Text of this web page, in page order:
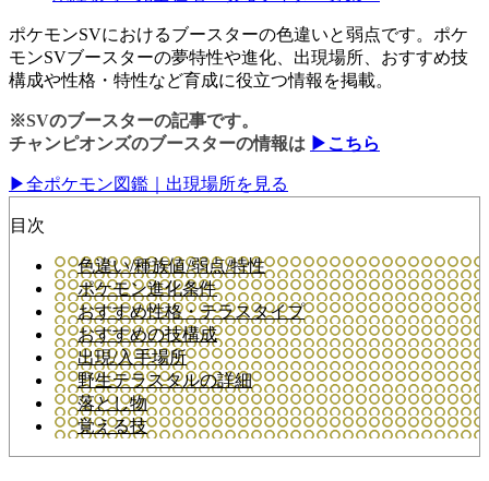
ポケモンSVにおけるブースターの色違いと弱点です。ポケ
モンSVブースターの夢特性や進化、出現場所、おすすめ技
構成や性格・特性など育成に役立つ情報を掲載。
※SVのブースターの記事です。
チャンピオンズのブースターの情報は ▶こちら
▶全ポケモン図鑑｜出現場所を見る
目次
色違い/種族値/弱点/特性
ポケモン進化条件
おすすめ性格・テラスタイプ
おすすめの技構成
出現/入手場所
野生テラスタルの詳細
落とし物
覚える技